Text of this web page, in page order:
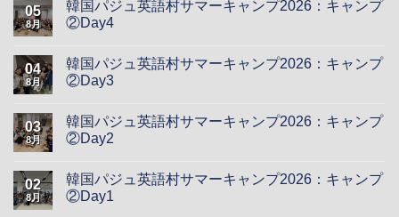
05
8月
韓国パジュ英語村サマーキャンプ2026：キャンプ
②Day4
04
8月
韓国パジュ英語村サマーキャンプ2026：キャンプ
②Day3
03
8月
韓国パジュ英語村サマーキャンプ2026：キャンプ
②Day2
02
8月
韓国パジュ英語村サマーキャンプ2026：キャンプ
②Day1